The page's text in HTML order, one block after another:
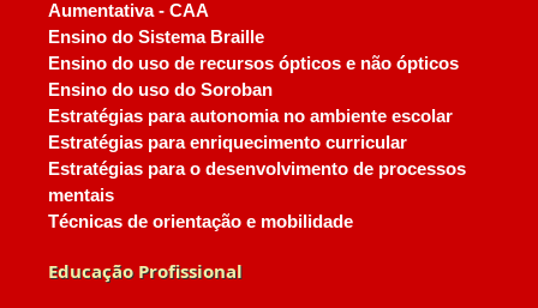
Aumentativa - CAA
Ensino do Sistema Braille
Ensino do uso de recursos ópticos e não ópticos
Ensino do uso do Soroban
Estratégias para autonomia no ambiente escolar
Estratégias para enriquecimento curricular
Estratégias para o desenvolvimento de processos
mentais
Técnicas de orientação e mobilidade
Educação Profissional